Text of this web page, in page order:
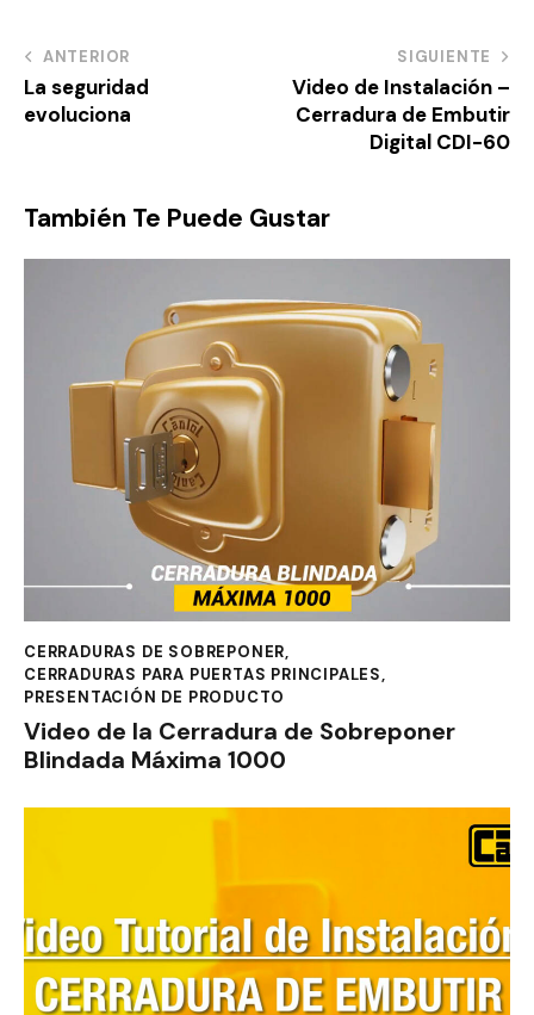
ANTERIOR
La seguridad
evoluciona
SIGUIENTE
Video de Instalación –
Cerradura de Embutir
Digital CDI-60
También Te Puede Gustar
CERRADURAS DE SOBREPONER,
CERRADURAS PARA PUERTAS PRINCIPALES,
PRESENTACIÓN DE PRODUCTO
Video de la Cerradura de Sobreponer
Blindada Máxima 1000